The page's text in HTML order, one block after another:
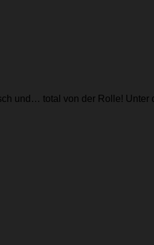
und… total von der Rolle!